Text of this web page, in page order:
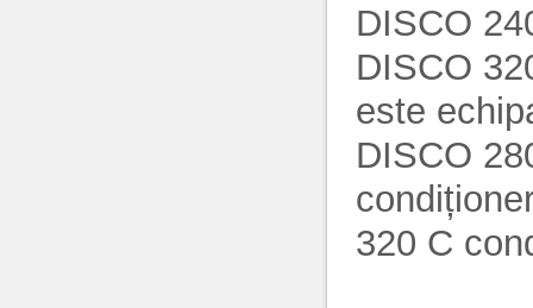
DISCO
DISCO
este
DISCO
320 C